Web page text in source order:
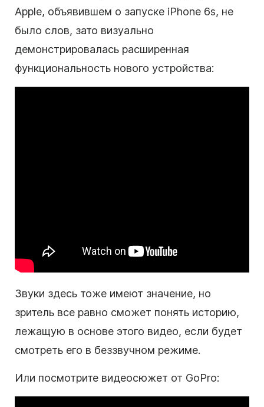
Apple, объявившем о запуске iPhone 6s, не
было слов, зато визуально
демонстрировалась расширенная
функциональность нового устройства:
Звуки здесь тоже имеют значение, но
зритель все равно сможет понять историю,
лежащую в основе этого видео, если будет
смотреть его в беззвучном режиме.
Или посмотрите видеосюжет от GoPro: